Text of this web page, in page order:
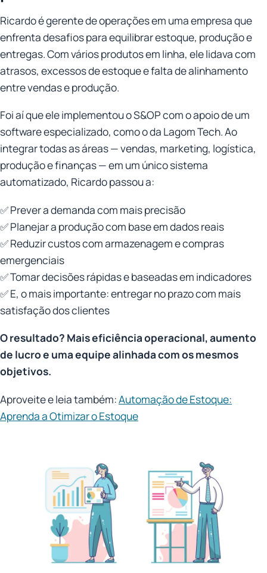
Ricardo é gerente de operações em uma empresa que
enfrenta desafios para equilibrar estoque, produção e
entregas. Com vários produtos em linha, ele lidava com
atrasos, excessos de estoque e falta de alinhamento
entre vendas e produção.
Foi aí que ele implementou o S&OP com o apoio de um
software especializado, como o da Lagom Tech. Ao
integrar todas as áreas — vendas, marketing, logística,
produção e finanças — em um único sistema
automatizado, Ricardo passou a:
✅ Prever a demanda com mais precisão
✅ Planejar a produção com base em dados reais
✅ Reduzir custos com armazenagem e compras
emergenciais
✅ Tomar decisões rápidas e baseadas em indicadores
✅ E, o mais importante: entregar no prazo com mais
satisfação dos clientes
O resultado? Mais eficiência operacional, aumento
de lucro e uma equipe alinhada com os mesmos
objetivos.
Aproveite e leia também:Automação de Estoque:
Aprenda a Otimizar o Estoque